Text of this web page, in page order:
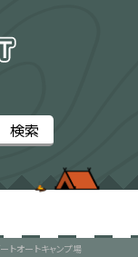
トオートキャンプ場